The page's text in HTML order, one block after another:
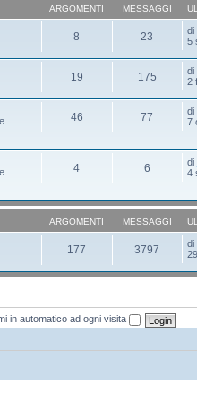
ARGOMENTI MESSAGGI
8 23
di
5
19 175
di
2
46 77
di
7
4 6
di
4
ARGOMENTI MESSAGGI
177 3797
di
in automatico ad ogni visita